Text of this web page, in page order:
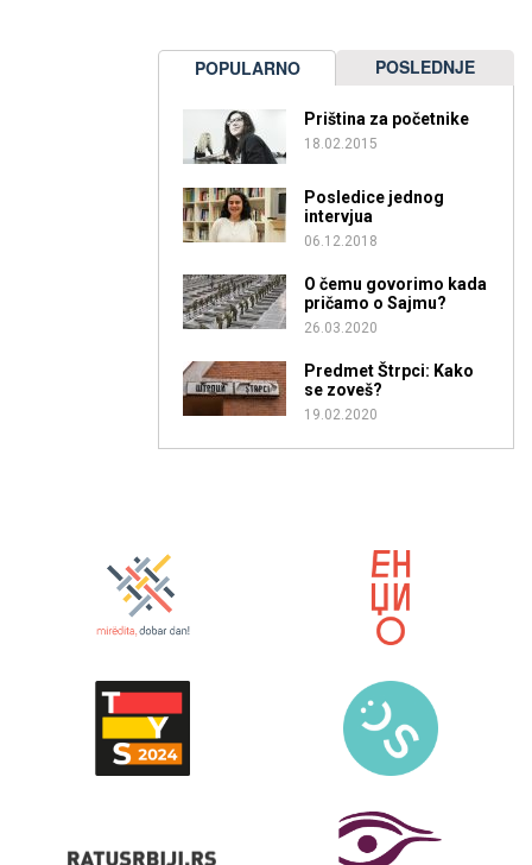
POPULARNO POSLEDNJE
Priština za početnike
18.02.2015
Posledice jednog
intervjua
06.12.2018
O čemu govorimo kada
pričamo o Sajmu?
26.03.2020
Predmet Štrpci: Kako
se zoveš?
19.02.2020